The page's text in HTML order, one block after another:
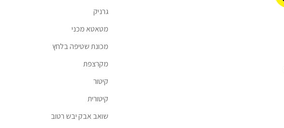
גרניק
מטאטא מכני
מכונת שטיפה בלחץ
מקרצפת
קיטור
קיטורית
שואב אבק יבש רטוב